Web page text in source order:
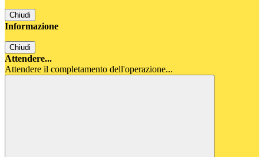
Chiudi
Informazione
Chiudi
Attendere...
Attendere il completamento dell'operazione...